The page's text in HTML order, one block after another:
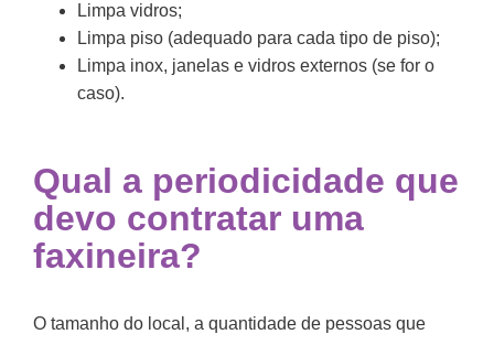
Limpa vidros;
Limpa piso (adequado para cada tipo de piso);
Limpa inox, janelas e vidros externos (se for o
caso).
Qual a periodicidade que
devo contratar uma
faxineira?
O tamanho do local, a quantidade de pessoas que